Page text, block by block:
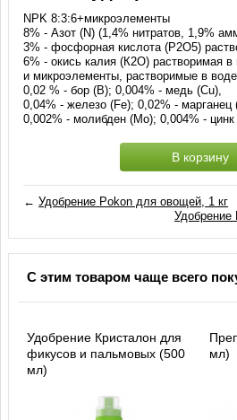
NPK 8:3:6+микроэлементы
8% - Азот (N) (1,4% нитратов, 1,9%
3% - фосфорная кислота (Р2О5)
6% - окись калия (К2О) растворимая в
и микроэлементы, растворимые в
0,02 % - бор (В); 0,004% - медь (Cu),
0,04% - железо (Fe); 0,02% - марганец
0,002% - молибден (Mo); 0,004% - цинк
В корзину
←Удобрение Pokon для овощей, 1 кг
Удобрение
С этим товаром чаще всего
Удобрение Кристалон для
фикусов и пальмовых (500
мл)
мл)